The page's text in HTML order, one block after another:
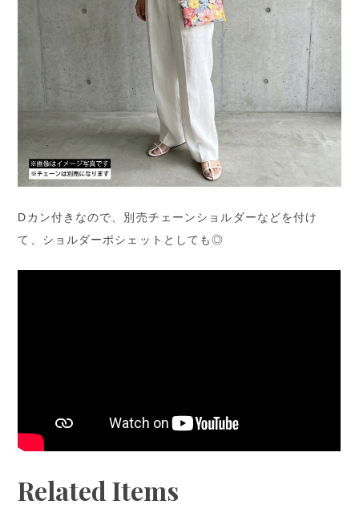
Dカン付きなので、別売チェーンショルダーなどを付け
て、ショルダーポシェットとしても◎
Related Items